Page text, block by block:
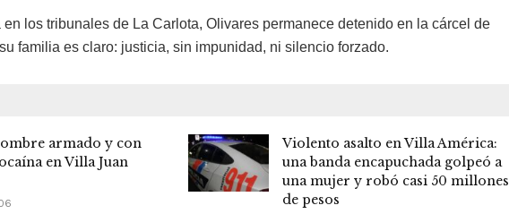
los tribunales de La Carlota, Olivares permanece detenido en la cárcel de
familia es claro: justicia, sin impunidad, ni silencio forzado.
armado y con
en Villa Juan
Violento asalto en Villa América:
una banda encapuchada golpeó a
una mujer y robó casi 50 millones
de pesos